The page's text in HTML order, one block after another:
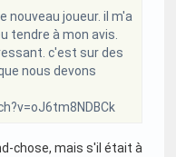
nouveau joueur. il m'a
tendre à mon avis.
c'est sur des
nous devons
chose, mais s'il était à